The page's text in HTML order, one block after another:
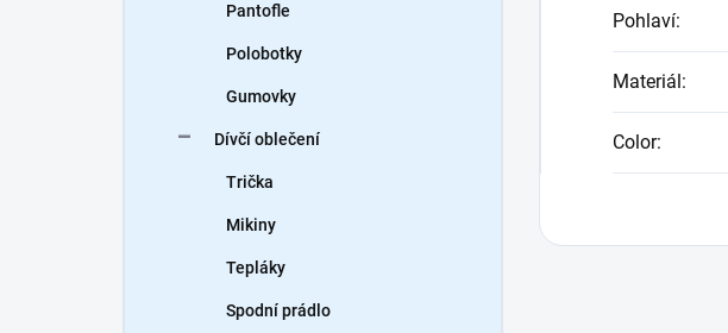
Pantofle
Polobotky
Gumovky
Dívčí oblečení
Trička
Mikiny
Tepláky
Spodní prádlo
Pohlaví:
Materiál:
Color: